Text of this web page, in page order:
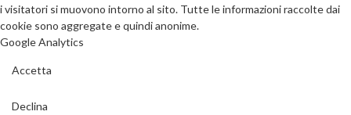
i visitatori si muovono intorno al sito. Tutte le informazioni raccolte dai
cookie sono aggregate e quindi anonime.
Google Analytics
Accetta
Declina